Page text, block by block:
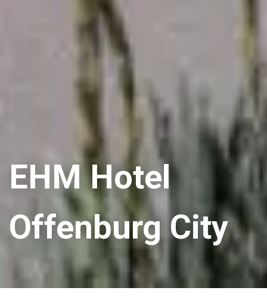
EHM Hotel
Offenburg City